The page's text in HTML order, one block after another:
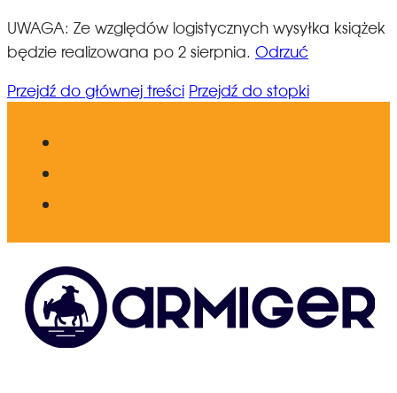
UWAGA: Ze względów logistycznych wysyłka książek
będzie realizowana po 2 sierpnia. Odrzuć
Przejdź do głównej treści Przejdź do stopki